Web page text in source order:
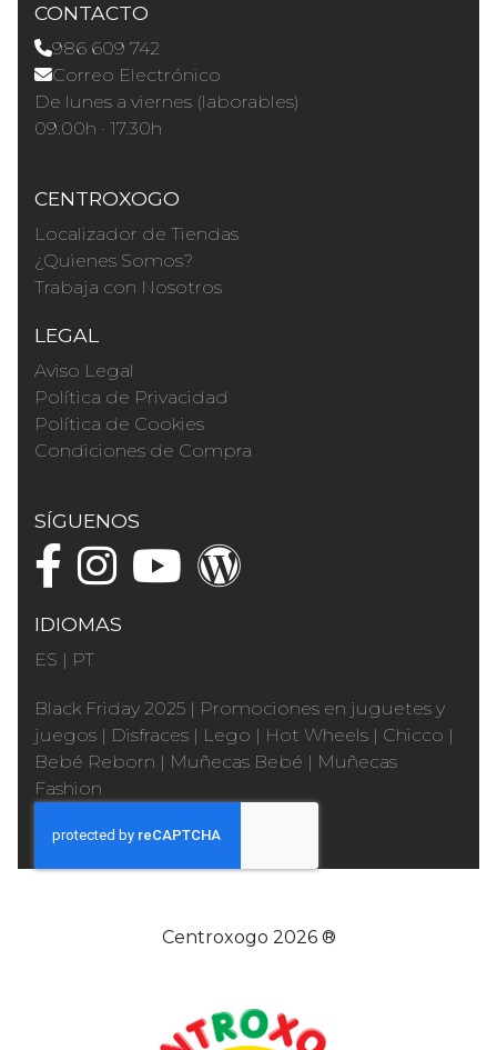
CONTACTO
986 609 742
Correo Electrónico
De lunes a viernes (laborables)
09.00h · 17.30h
CENTROXOGO
Localizador de Tiendas
¿Quienes Somos?
Trabaja con Nosotros
LEGAL
Aviso Legal
Política de Privacidad
Política de Cookies
Condiciones de Compra
SÍGUENOS
IDIOMAS
ES | PT
Black Friday 2025 | Promociones en juguetes y
juegos | Disfraces | Lego | Hot Wheels | Chicco |
Bebé Reborn | Muñecas Bebé | Muñecas
Fashion
Centroxogo 2026 ®